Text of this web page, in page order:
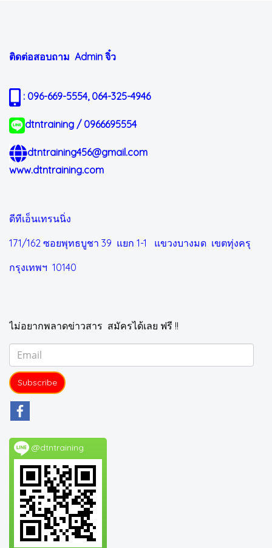
ติดต่อสอบถาม Admin จิ๋ว
: 096-669-5554, 064-325-4946
dtntraining / 0966695554
dtntraining456@gmail.com
www.dtntraining.com
ดีทีเอ็นเทรนนิ่ง
171/162 ซอยพุทธบูชา 39 แยก 1-1 แขวงบางมด เขตทุ่งครุ
กรุงเทพฯ 10140
ไม่อยากพลาดข่าวสาร สมัครได้เลย ฟรี !!
Subscribe
@dtntraining